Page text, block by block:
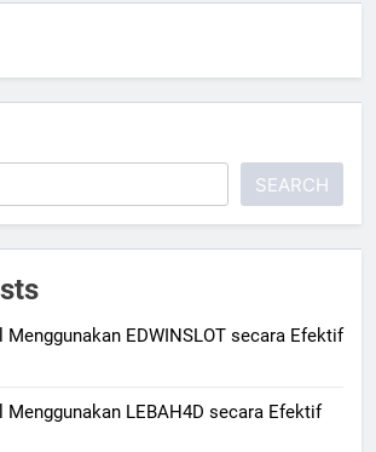
SEARCH
Menggunakan EDWINSLOT secara Efektif
Menggunakan LEBAH4D secara Efektif